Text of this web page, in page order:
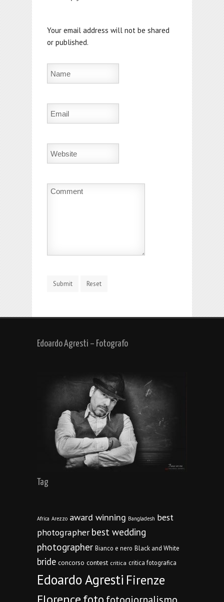
Your email address will not be shared
or published.
Edoardo Agresti – Fotografo
Tag
Africa Arezzo award winning Bangladesh best
photographer best wedding
photographer Bianco e nero Black and White
bride concorso contest critica critica fotografica
Edoardo Agresti Firenze